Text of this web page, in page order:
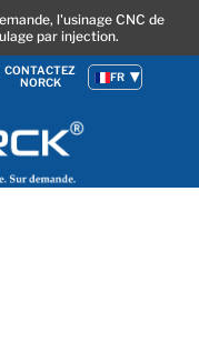
l'usinage CNC de
par injection.
CONTACTEZ
NORCK
FR